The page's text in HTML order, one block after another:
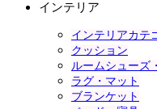
インテリア
インテリアカテ
クッション
ルームシューズ
ラグ・マット
ブランケット